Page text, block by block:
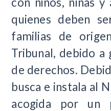
quienes deben
familias de
Tribunal, debido a
de derechos.
busca e instala al
acogida por un